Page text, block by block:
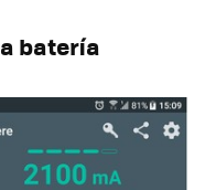
batería